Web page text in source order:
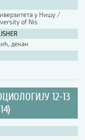
у Нишу /
of Nis
декан
12-13